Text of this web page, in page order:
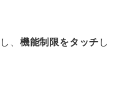
し、 機能制限をタッチ し